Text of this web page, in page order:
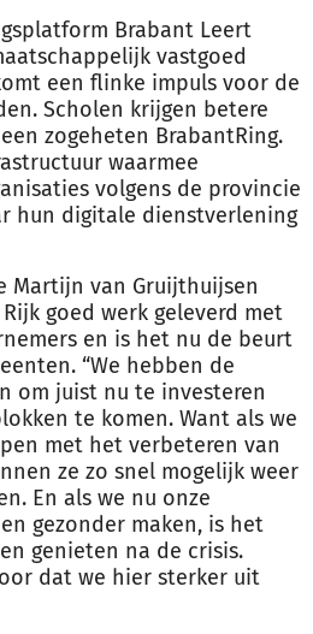
Brabant Leert
vastgoed
een flinke impuls voor de
Scholen krijgen betere
zogeheten BrabantRing.
waarmee
volgens de provincie
hun digitale dienstverlening
Martijn van Gruijthuijsen
goed werk geleverd met
en is het nu de beurt
. “We hebben de
om juist nu te investeren
te komen. Want als we
met het verbeteren van
ze zo snel mogelijk weer
En als we nu onze
gezonder maken, is het
genieten na de crisis.
dat we hier sterker uit